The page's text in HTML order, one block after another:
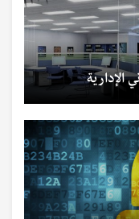
الإدارية